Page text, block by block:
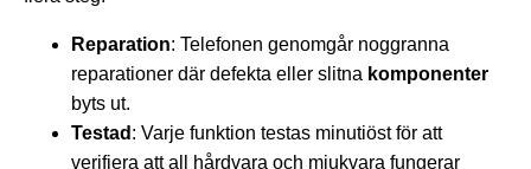
Reparation: Telefonen genomgår noggranna
reparationer där defekta eller slitna komponenter
byts ut.
Testad : Varje funktion testas minutiöst för att
verifiera att all hårdvara och mjukvara fungerar